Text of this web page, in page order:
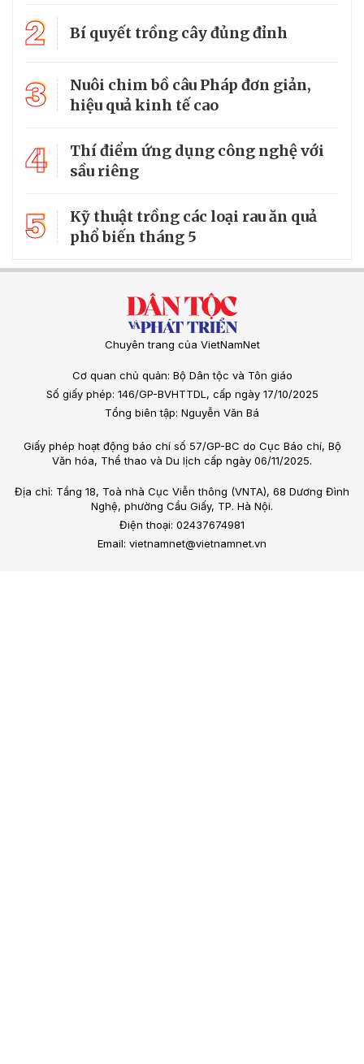
2 Bí quyết trồng cây đủng đỉnh
3
Nuôi chim bồ câu Pháp đơn giản,
hiệu quả kinh tế cao
4
Thí điểm ứng dụng công nghệ với
sầu riêng
5
Kỹ thuật trồng các loại rau ăn quả
phổ biến tháng 5
Chuyên trang của VietNamNet
Cơ quan chủ quản: Bộ Dân tộc và Tôn giáo
Số giấy phép: 146/GP-BVHTTDL, cấp ngày 17/10/2025
Tổng biên tập: Nguyễn Văn Bá
Giấy phép hoạt động báo chí số 57/GP-BC do Cục Báo chí, Bộ
Văn hóa, Thể thao và Du lịch cấp ngày 06/11/2025.
Địa chỉ: Tầng 18, Toà nhà Cục Viễn thông (VNTA), 68 Dương Đình
Nghệ, phường Cầu Giấy, TP. Hà Nội.
Điện thoại: 02437674981
Email: vietnamnet@vietnamnet.vn